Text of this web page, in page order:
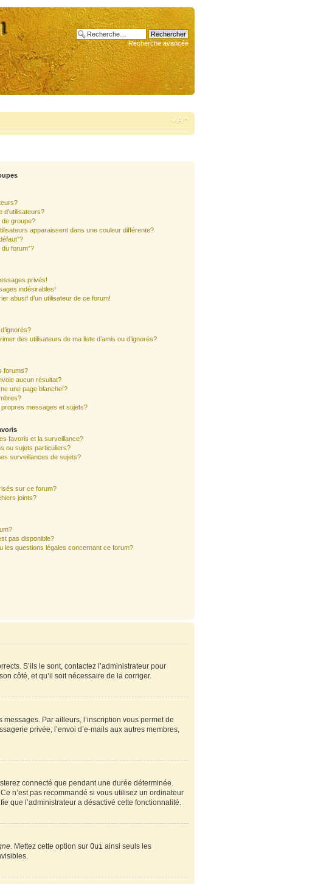
Recherche avancée
d’utilisateurs?
de groupe?
apparaissent dans une couleur différente?
du forum”?
privés!
indésirables!
abusif d’un utilisateur de ce forum!
des utilisateurs de ma liste d’amis ou d’ignorés?
forums?
aucun résultat?
une page blanche!?
messages et sujets?
favoris et la surveillance?
ou sujets particuliers?
surveillances de sujets?
sur ce forum?
joints?
pas disponible?
les questions légales concernant ce forum?
S’ils le sont, contactez l’administrateur pour
côté, et qu’il soit nécessaire de la corriger.
Par ailleurs, l’inscription vous permet de
privée, l’envoi d’e-mails aux autres membres,
connecté que pendant une durée déterminée.
n’est pas recommandé si vous utilisez un ordinateur
que l’administrateur a désactivé cette fonctionnalité.
. Mettez cette option sur Ouiainsi seuls les